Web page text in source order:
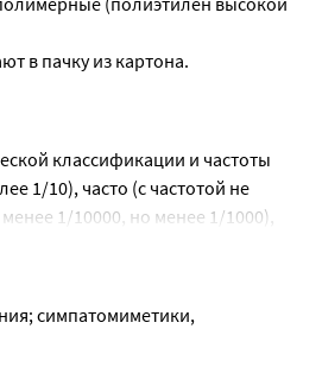
беременность,
В случае отсутствия
воздержаться от
в пачку из картона.
классификации и частоты
1/10), часто (с частотой не
1/10000, но менее 1/1000),
у детей).
симпатомиметики,